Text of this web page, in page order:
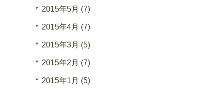
2015年5月 (7)
2015年4月 (7)
2015年3月 (5)
2015年2月 (7)
2015年1月 (5)